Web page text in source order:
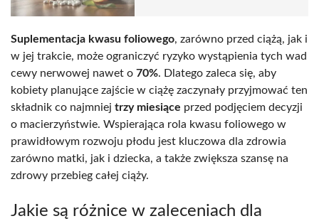
Suplementacja kwasu foliowego, zarówno przed ciążą, jak i
w jej trakcie, może ograniczyć ryzyko wystąpienia tych wad
cewy nerwowej nawet o 70%. Dlatego zaleca się, aby
kobiety planujące zajście w ciążę zaczynały przyjmować ten
składnik co najmniej trzy miesiące przed podjęciem decyzji
o macierzyństwie. Wspierająca rola kwasu foliowego w
prawidłowym rozwoju płodu jest kluczowa dla zdrowia
zarówno matki, jak i dziecka, a także zwiększa szansę na
zdrowy przebieg całej ciąży.
Jakie są różnice w zaleceniach dla